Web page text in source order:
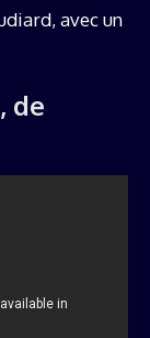
avec un
de